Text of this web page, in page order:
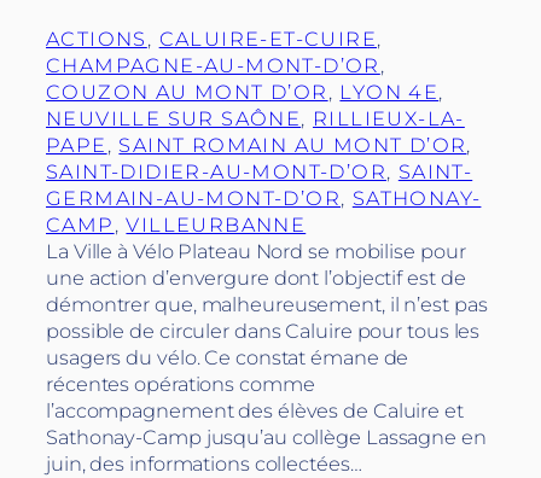
ACTIONS , CALUIRE-ET-CUIRE
CHAMPAGNE-AU-MONT-D’OR
COUZON AU MONT D’OR , LYON 4E
NEUVILLE SUR SAÔNE, RILLIEUX-LA-
PAPE , SAINT ROMAIN AU MONT D’OR
SAINT-DIDIER-AU-MONT-D’OR, SAINT-
GERMAIN-AU-MONT-D’OR, SATHONAY-
CAMP , VILLEURBANNE
La Ville à Vélo Plateau Nord se mobilise pour
une action d’envergure dont l’objectif est de
démontrer que, malheureusement, il n’est pas
possible de circuler dans Caluire pour tous les
usagers du vélo. Ce constat émane de
récentes opérations comme
l’accompagnement des élèves de Caluire et
Sathonay-Camp jusqu’au collège Lassagne en
juin, des informations collectées…